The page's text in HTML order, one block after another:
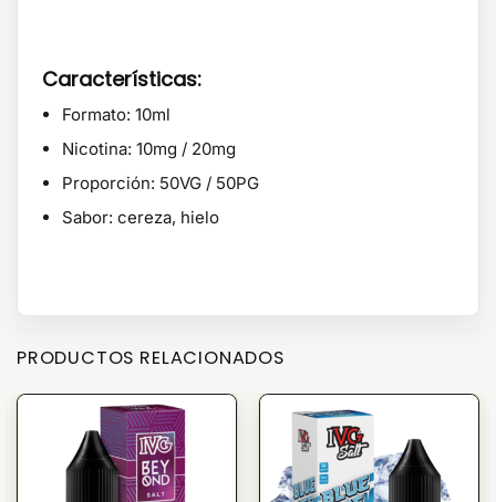
Características:
Formato: 10ml
Nicotina: 10mg / 20mg
Proporción: 50VG / 50PG
Sabor: cereza, hielo
PRODUCTOS RELACIONADOS